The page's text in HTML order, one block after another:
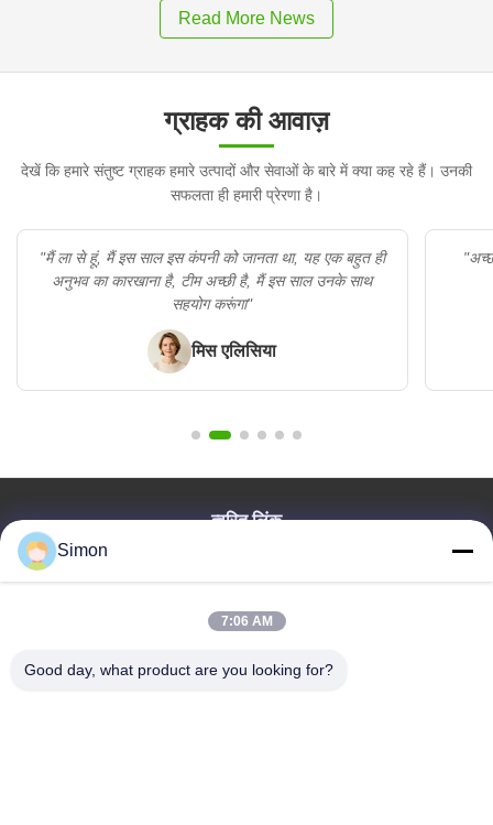
Read More News
ग्राहक की आवाज़
देखें कि हमारे संतुष्ट ग्राहक हमारे उत्पादों और सेवाओं के बारे में क्या कह रहे हैं। उनकी
सफलता ही हमारी प्रेरणा है।
"मैं ला से हूं, मैं इस साल इस कंपनी को जानता था, यह एक बहुत ही
अनुभव का कारखाना है, टीम अच्छी है, मैं इस साल उनके साथ
सहयोग करूंगा"
मिस एलिसिया
"अच्छा
त्वरित लिंक
उत्पाद
विडियो
ब्लॉग
Simon
7:06 AM
Good day, what product are you looking for?